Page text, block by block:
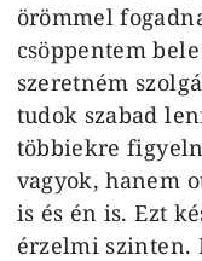
örömmel
csöppentem
szeretném
tudok szabad
többiekre
vagyok, hanem
is és én is. Ezt
érzelmi szinten.